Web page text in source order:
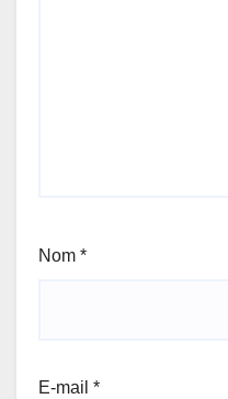
Nom *
E-mail *